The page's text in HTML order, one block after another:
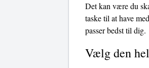
Det kan være du
taske til at have
passer bedst til dig.
Vælg den